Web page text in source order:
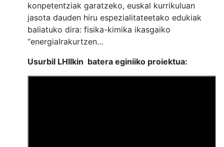
konpetentziak garatzeko, euskal kurrikuluan
jasota dauden hiru espezialitateetako edukiak
baliatuko dira: fisika-kimika ikasgaiko
“energiaIrakurtzen…
Usurbil LHIIkin batera eginiiko proiektua: